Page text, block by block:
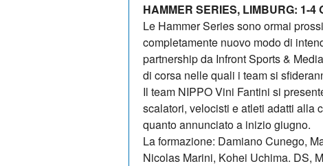
HAMMER SERIES, LIMBURG: 1-4
Le Hammer Series sono ormai
completamente nuovo modo di
partnership da Infront Sports &
di corsa nelle quali i team si
Il team NIPPO Vini Fantini si
scalatori, velocisti e atleti adatti alla
quanto annunciato a inizio giugno.
La formazione: Damiano Cunego,
Nicolas Marini, Kohei Uchima. DS,